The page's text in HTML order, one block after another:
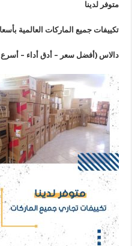
متوفر لدينا
تكييفات جميع الماركات العالمية
دالاس (أفضل سعر – أدق أداء –